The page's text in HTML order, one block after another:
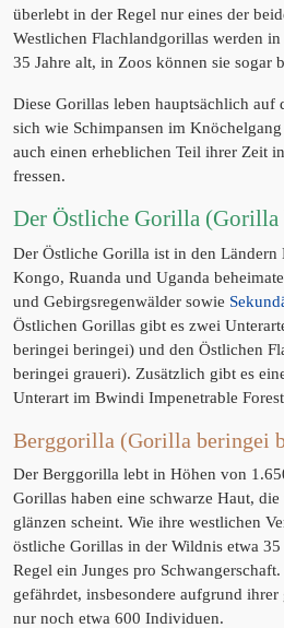
überlebt in der Regel nur eines der
Westlichen Flachlandgorillas werden
35 Jahre alt, in Zoos können sie sogar
Diese Gorillas leben hauptsächlich auf
sich wie Schimpansen im
auch einen erheblichen Teil ihrer Zeit
fressen.
Der Östliche Gorilla (Gorilla
Der Östliche Gorilla ist in den Ländern
Kongo, Ruanda und Uganda
und Gebirgsregenwälder sowie
Östlichen Gorillas gibt es zwei
beringei beringei) und den Östlichen
beringei graueri). Zusätzlich gibt es
Unterart im Bwindi Impenetrable
Berggorilla (Gorilla beringei
Der Berggorilla lebt in Höhen von
Gorillas haben eine schwarze Haut,
glänzen scheint. Wie ihre westlichen
östliche Gorillas in der Wildnis etwa
Regel ein Junges pro
gefährdet, insbesondere aufgrund
nur noch etwa 600 Individuen.